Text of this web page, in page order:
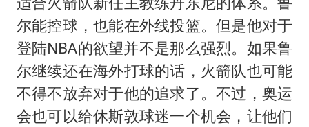
尔能控球，也能在外线投篮。但是他对于
登陆NBA的欲望并不是那么强烈。如果鲁
尔继续还在海外打球的话，火箭队也可能
不得不放弃对于他的追求了。不过，奥运
会也可以给休斯敦球迷一个机会，让他们